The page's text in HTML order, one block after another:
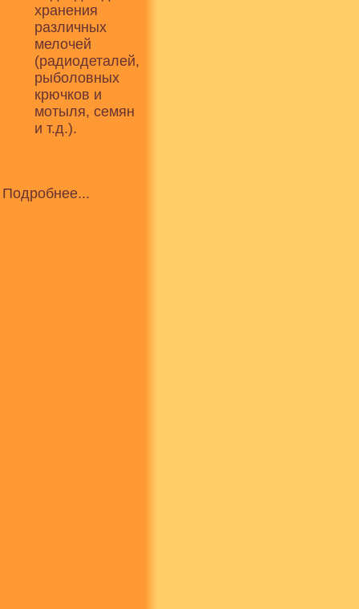
хранения
различных
мелочей
(радиодеталей,
рыболовных
крючков и
мотыля, семян
и т.д.).
Подробнее...